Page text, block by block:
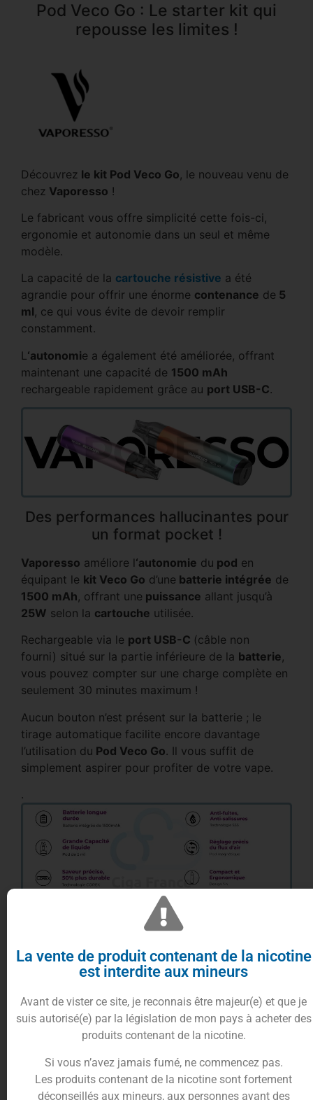
Pod Veco Go : Le starter kit qui
repousse les limites !
Découvrez le kit Pod Veco Go, le nouveau venu de
chez Vaporesso !
Le fabricant vous offre simplicité cette fois-ci,
ergonomie et autonomie dans un seul et même
modèle.
La capacité de la cartouche résistive a été
agrandie pour offrir une énorme contenance de 5
ml, ce qui vous évite de devoir remplir
constamment.
L ‘autonomie a également été améliorée, offrant
maintenant une capacité de 1500 mAh
rechargeable rapidement grâce au port USB-C.
Des performances hallucinantes pour
un format pocket !
Vaporesso améliore l‘autonomie du pod en
équipant le kit Veco Go d’une batterie intégrée de
1500 mAh, offrant une puissance allant jusqu’à
25W selon la cartouche utilisée.
Rechargeable via le port USB-C (câble non
fourni) situé sur la partie inférieure de la batterie,
vous pouvez compter sur une charge complète en
seulement 30 minutes maximum !
Aucun bouton n’est présent sur la batterie ; le
tirage automatique facilite encore davantage
l’utilisation du Pod Veco Go. Il vous suffit de
simplement aspirer pour profiter de votre vape.
.
facilitant le quotidien !
cartouches résistivescontenant jusqu’à5 mlde
votree-liquidepréféré.
capsules
rendant ainsi le changement et l’entretien plus
simple.
En remplaçant celle-ci, vous effectuez également
La vente de produit contenant de la nicotine
est interdite aux mineurs
Avant de vister ce site, je reconnais être majeur(e) et que je
suis autorisé(e) par la législation de mon pays à acheter des
produits contenant de la nicotine.
Si vous n’avez jamais fumé, ne commencez pas.
Les produits contenant de la nicotine sont fortement
déconseillés aux mineurs, aux personnes ayant des